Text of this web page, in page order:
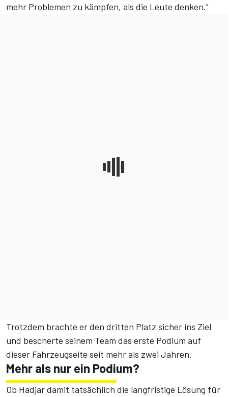
mehr Problemen zu kämpfen, als die Leute denken."
Trotzdem brachte er den dritten Platz sicher ins Ziel
und bescherte seinem Team das erste Podium auf
dieser Fahrzeugseite seit mehr als zwei Jahren.
Mehr als nur ein Podium?
Ob Hadjar damit tatsächlich die langfristige Lösung für